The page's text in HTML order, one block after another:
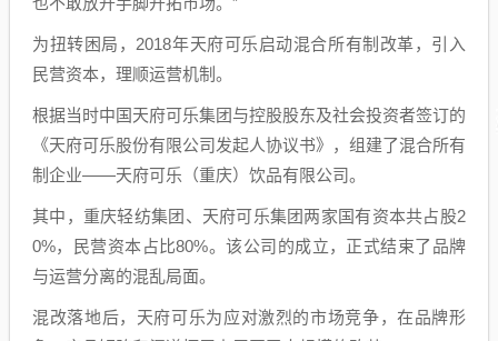
为扭转困局，2018年天府可乐启动混合所有制改革，引入
民营资本，理顺运营机制。
根据当时中国天府可乐集团与控股股东及社会投资者签订的
《天府可乐股份有限公司发起人协议书》，组建了混合所有
制企业——天府可乐（重庆）饮品有限公司。
其中，重庆轻纺集团、天府可乐集团两家国有资本共占股2
0%，民营资本占比80%。该公司的成立，正式结束了品牌
与运营分离的混乱局面。
混改落地后，天府可乐为应对激烈的市场竞争，在品牌形